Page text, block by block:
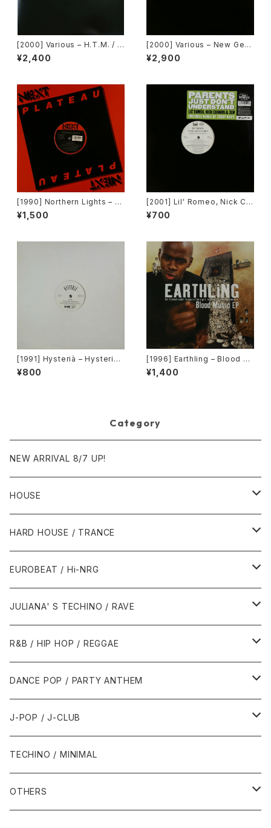
[2000] Various – H.T.M. / B
ack To "Disco" Request 0
0.00.13 [Avex Trax]
¥2,400
[2000] Various – New Gen
eration / Back To The "Dis
co" ~私もDiscoへ連れていっ
¥2,900
[1990] Northern Lights – J
et Lag [Next Plateau Recor
ds Inc.]
¥1,500
[2001] Lil' Romeo, Nick Ca
nnon & 3LW – Parents Just
Don't Understand [Jive, Ni
¥700
[1991] Hysterià – Hysteria
(There's No Reason To Be
Disturbed) [T.A.O.B. Danc
¥800
[1996] Earthling – Blood M
usic EP [Cooltempo]
¥1,400
Category
NEW ARRIVAL 8/7 UP!
HOUSE
1980年代
1987年・以前
1988年
1990年代
1990年
1991年
1995年
1996年
2000年代
2000年
2001年
2005年
2010年代
2010年
2011年
HARD HOUSE / TRANCE
1990年代
1994年・以前
1995年
1999年
2000年代
2000年
2001年
2005年
EUROBEAT / Hi-NRG
1980年代
1986年・以前
1987年
1990年代
1990年
1991年
2000年代
JULIANA' S TECHINO / RAVE
1990年代
1990年
1991年
2000年代
2000年
2001年
R&B / HIP HOP / REGGAE
1980年代
1985年・以前
1986年
1990年代
1990年
1991年
2000年代
2000年
DANCE POP / PARTY ANTHEM
1980年代
1988年・以前
1989年
1990年代
1990年
2000年代
J-POP / J-CLUB
1980年代
1990年代
TECHINO / MINIMAL
OTHERS